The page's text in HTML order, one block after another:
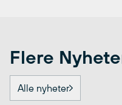
Flere
Alle nyheter